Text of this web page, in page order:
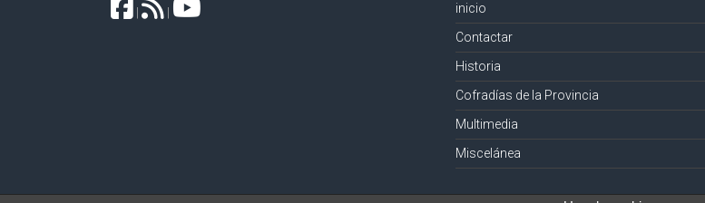
inicio
Contactar
Historia
Cofradías de la Provincia
Multimedia
Miscelánea